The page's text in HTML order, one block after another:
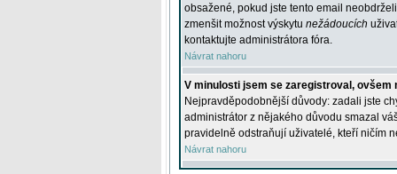
obsažené, pokud jste tento email
zmenšit možnost výskytu nežádoucích
kontaktujte administrátora fóra.
Návrat nahoru
V minulosti jsem se zaregistroval, ovšem
Nejpravděpodobnější důvody: zadali jste
administrátor z nějakého důvodu smazal
pravidelně odstraňují uživatelé, kteří ničím
Návrat nahoru